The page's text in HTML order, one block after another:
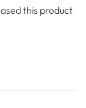
this product